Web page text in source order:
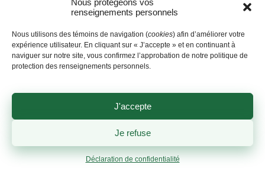
Nous protégeons vos
renseignements personnels
Nous utilisons des témoins de navigation (cookies) afin d’améliorer votre
expérience utilisateur. En cliquant sur « J’accepte » et en continuant à
naviguer sur notre site, vous confirmez l’approbation de notre politique de
protection des renseignements personnels.
J'accepte
Je refuse
Déclaration de confidentialité